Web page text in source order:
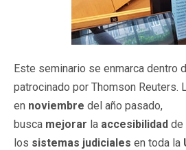
Este seminario se enmarca dentro
patrocinado por Thomson Reuters.
en noviembre del año pasado,
busca mejorar la accesibilidad de
los sistemas judiciales en toda la